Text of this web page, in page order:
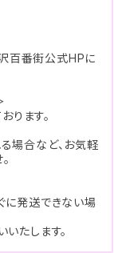
百番街公式HPに
ります。
場合など、お気軽
に発送できない場
たします。